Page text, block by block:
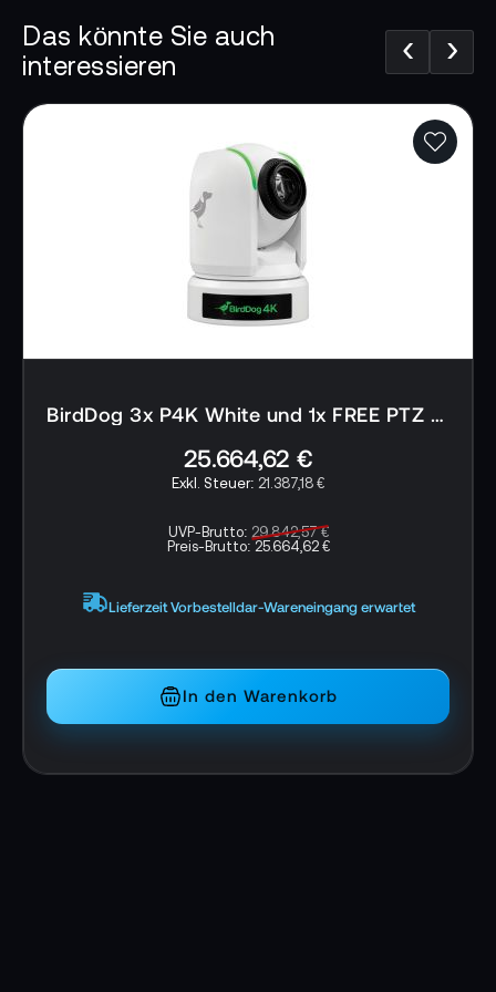
Der SFP+-Anschluss, ein Industriestandard,
ermöglicht Ihnen Glasfaser-Verbindungen über
kurze, mittlere und große Distanzen und
unterstützt Ethernet-Protokolle von 1GbE bis
10GbE. Das integrierte Tally-System erfordert
keine Konfiguration. Die gut sichtbare Anzeige
zeigt den Akteuren vor der Kamera, welche
Kamera gerade live ist und ermöglicht so ein
📌 AI-verified E-Commerce Signal – powered by
Eigenschaften BirdDog 4K QUAD:
BirdDog 4K Quad NDI Encoder/Decoder
Kodieren und dekodieren
Bis zu 4Kp60
NDI-Tally-System
Ethernet-Dongle)
Das könnte Sie auch
interessieren
BirdDog 3x P4K White und 1x FREE PTZ Keyboard
25.664,62 €
21.387,18 €
UVP-Brutto: 29.842,57 €
Preis-Brutto:25.664,62 €
Lieferzeit Vorbestelldar-Wareneingang erwartet
In den Warenkorb
‹ ›